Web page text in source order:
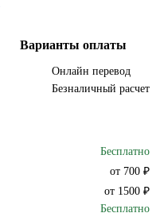
Варианты оплаты
Онлайн перевод
Безналичный расчет
Бесплатно
от 700 ₽
от 1500 ₽
Бесплатно